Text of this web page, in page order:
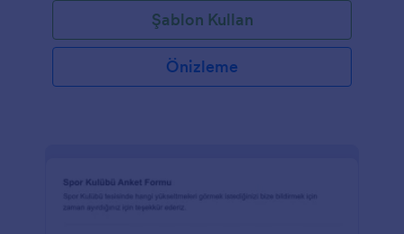
Şablon Kullan
Önizleme